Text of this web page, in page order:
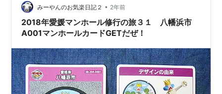
幡浜市のものとデザインは同じです 受枠に菱形の模様入
り 汚水用ノンカラ…
みーやんのお気楽日記２ • 2年前
2018年愛媛マンホール修行の旅３１ 八幡浜市
A001マンホールカードGETだぜ！